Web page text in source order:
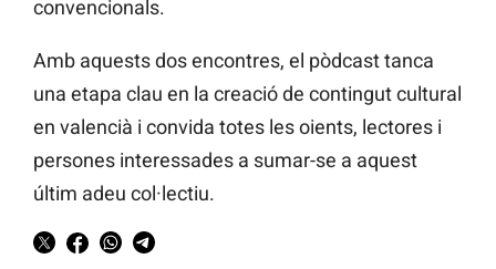
convencionals.
Amb aquests dos encontres, el pòdcast tanca
una etapa clau en la creació de contingut cultural
en valencià i convida totes les oients, lectores i
persones interessades a sumar-se a aquest
últim adeu col·lectiu.